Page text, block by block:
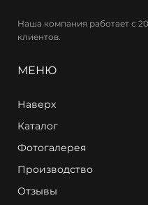
Наша компания работает с
клиентов.
МЕНЮ
Наверх
Каталог
Фотогалерея
Производство
Отзывы